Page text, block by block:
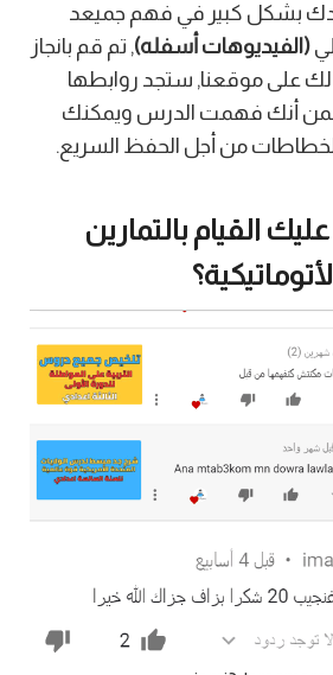
بشكل كبير في فهم جميعد
(الفيديوهات أسفله), تم قم بانجاز
لك على موقعنا, ستجد روابطها
أنك فهمت الدرس ويمكنك
الخطاطات من أجل الحفظ السريع.
القيام بالتمارين
الأتوماتيكية؟